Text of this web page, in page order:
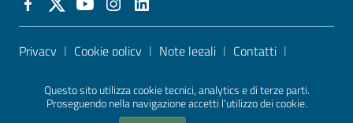
Questo sito utilizza cookie tecnici, analytics e di terze parti.
Proseguendo nella navigazione accetti l’utilizzo dei cookie.
Sezione Link Utili
Privacy | Cookie policy | Note legali | Contatti |
grafico ItaliaWP2 | Basato sul Prototipo per siti PA di